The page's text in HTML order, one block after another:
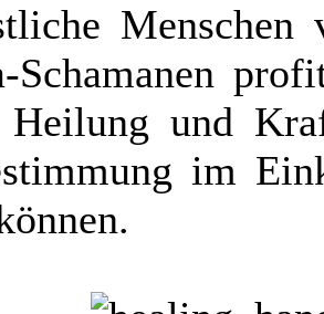
Menschen
Schamanen
und
im